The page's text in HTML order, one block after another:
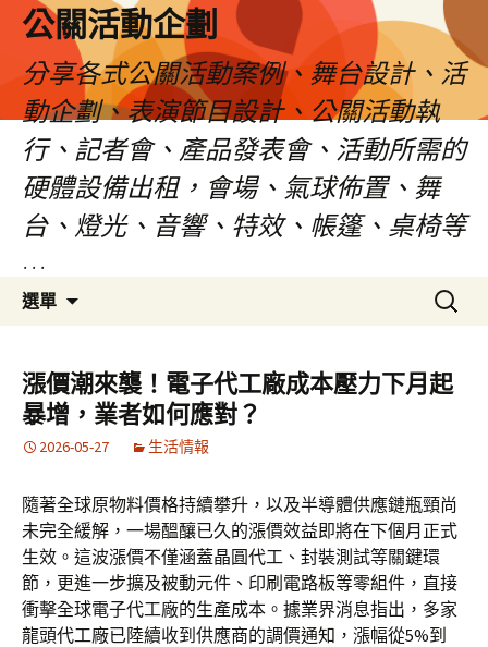
公關活動企劃
分享各式公關活動案例、舞台設計、活
動企劃、表演節目設計、公關活動執
行、記者會、產品發表會、活動所需的
硬體設備出租，會場、氣球佈置、舞
台、燈光、音響、特效、帳篷、桌椅等
…
選單
要
內
容
搜
尋
鍵
字:
漲價潮來襲！電子代工廠成本壓力下月起
暴增，業者如何應對？
2026-05-27 生活情報
隨著全球原物料價格持續攀升，以及半導體供應鏈瓶頸尚
未完全緩解，一場醞釀已久的漲價效益即將在下個月正式
生效。這波漲價不僅涵蓋晶圓代工、封裝測試等關鍵環
節，更進一步擴及被動元件、印刷電路板等零組件，直接
衝擊全球電子代工廠的生產成本。據業界消息指出，多家
龍頭代工廠已陸續收到供應商的調價通知，漲幅從5%到